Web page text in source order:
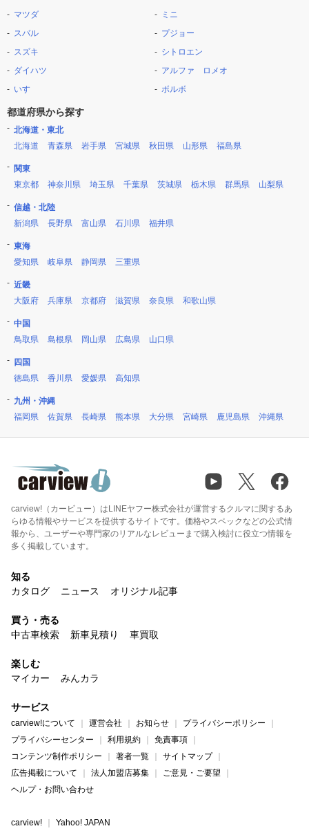
マツダ
スバル
スズキ
ダイハツ
いすゞ
ミニ
プジョー
シトロエン
アルファ ロメオ
ボルボ
都道府県から探す
北海道・東北
北海道
青森県 岩手県 宮城県 秋田県 山形県 福島県
関東
東京都
神奈川県 埼玉県 千葉県 茨城県 栃木県 群馬県 山梨県
信越・北陸
新潟県
長野県 富山県 石川県 福井県
東海
愛知県
岐阜県 静岡県 三重県
近畿
大阪府
兵庫県 京都府 滋賀県 奈良県 和歌山県
中国
鳥取県
島根県 岡山県 広島県 山口県
四国
徳島県
香川県 愛媛県 高知県
九州・沖縄
福岡県
佐賀県 長崎県 熊本県 大分県 宮崎県 鹿児島県 沖縄県
carview!（カービュー）はLINEヤフー株式会社が運営するクルマに関するあ
らゆる情報やサービスを提供するサイトです。価格やスペックなどの公式情
報から、ユーザーや専門家のリアルなレビューまで購入検討に役立つ情報を
多く掲載しています。
知る
カタログ
ニュース オリジナル記事
買う・売る
中古車検索
新車見積り 車買取
楽しむ
マイカー
みんカラ
サービス
carview!について 運営会社 お知らせ
プライバシーポリシー
プライバシーセンター
利用規約
免責事項
コンテンツ制作ポリシー
著者一覧
サイトマップ
広告掲載について
法人加盟店募集
ご意見・ご要望
ヘルプ・お問い合わせ
carview! Yahoo! JAPAN